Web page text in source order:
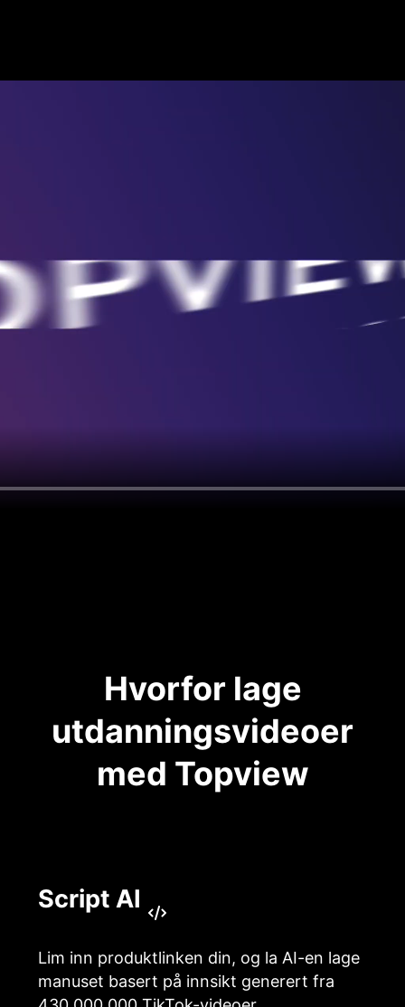
Hvorfor lage
utdanningsvideoer
med Topview
Script AI
Lim inn produktlinken din, og la AI-en lage
manuset basert på innsikt generert fra